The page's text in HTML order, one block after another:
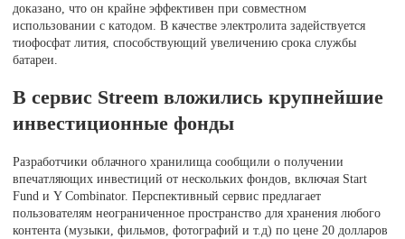
доказано, что он крайне эффективен при совместном
использовании с катодом. В качестве электролита задействуется
тиофосфат лития, способствующий увеличению срока службы
батареи.
В сервис Streem вложились крупнейшие
инвестиционные фонды
Разработчики облачного хранилища сообщили о получении
впечатляющих инвестиций от нескольких фондов, включая Start
Fund и Y Combinator. Перспективный сервис предлагает
пользователям неограниченное пространство для хранения любого
контента (музыки, фильмов, фотографий и т.д) по цене 20 долларов